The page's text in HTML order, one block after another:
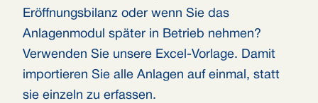
Eröffnungsbilanz oder wenn Sie das
Anlagenmodul später in Betrieb nehmen?
Verwenden Sie unsere Excel-Vorlage. Damit
importieren Sie alle Anlagen auf einmal, statt
sie einzeln zu erfassen.